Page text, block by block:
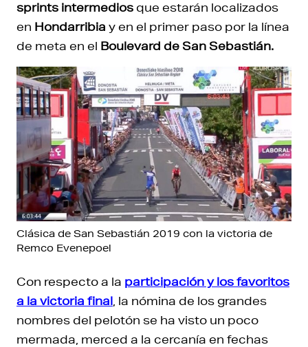
sprints intermediosque estarán localizados
en Hondarribia y en el primer paso por la línea
de meta en el Boulevard de San Sebastián.
Clásica de San Sebastián 2019 con la victoria de
Remco Evenepoel
Con respecto a la participación y los favoritos
a la victoria final , la nómina de los grandes
nombres del pelotón se ha visto un poco
mermada, merced a la cercanía en fechas